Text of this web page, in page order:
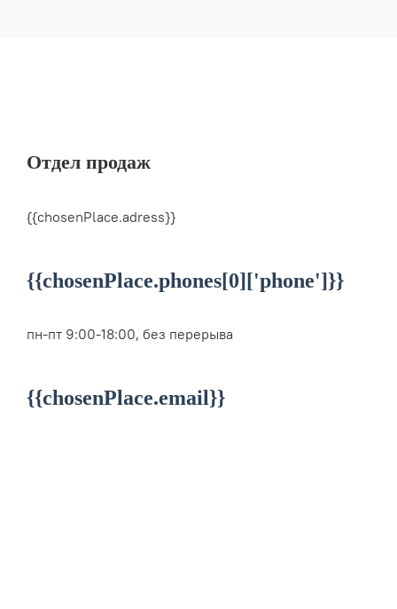
Отдел продаж
{{chosenPlace.phones[0]['phone']}}
{{chosenPlace.email}}
{{chosenPlace.adress}}
пн-пт 9:00-18:00, без перерыва